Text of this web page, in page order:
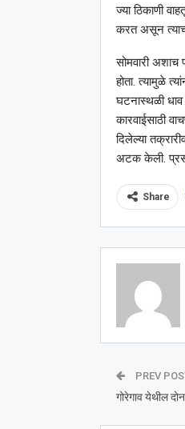
ज्या ठिकाणी
करत असून
सोमवारी अशाच
होता. त्यामुळे
घटनास्थळी धाव
कारवाईसाठी
दिलेल्या
अटक केली.
Share
PREV
गोरेगाव येथील